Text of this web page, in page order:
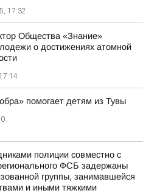
17:32
Общества «Знание»
о достижениях атомной
помогает детям из Тувы
полиции совместно с
ФСБ задержаны
группы, занимавшейся
и иными тяжкими